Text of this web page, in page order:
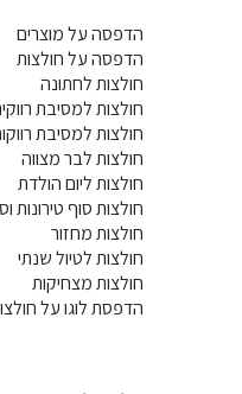
הדפסה על מוצרים
הדפסה על חולצות
חולצות לחתונה
חולצות למסיבת
חולצות למסיבת
חולצות לבר מצווה
חולצות ליום הולדת
חולצות סוף טירונות
חולצות מחזור
חולצות לטיול שנתי
חולצות מצחיקות
הדפסת לוגו על